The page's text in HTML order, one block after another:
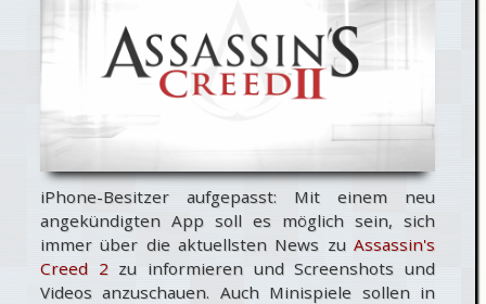
iPhone-Besitzer aufgepasst: Mit einem neu
angekündigten App soll es möglich sein, sich
immer über die aktuellsten News zu Assassin's
Creed 2zu informieren und Screenshots und
Videos anzuschauen. Auch Minispiele sollen in